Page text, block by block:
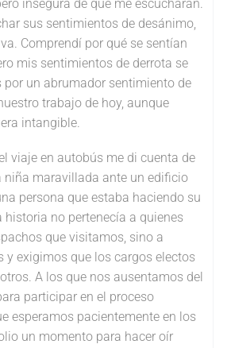
insegura de que me escucharan.
sus sentimientos de desánimo,
Comprendí por qué se sentían
mis sentimientos de derrota se
un abrumador sentimiento de
trabajo de hoy, aunque
intangible.
viaje en autobús me di cuenta de
niña maravillada ante un edificio
persona que estaba haciendo su
historia no pertenecía a quienes
que visitamos, sino a
y exigimos que los cargos electos
A los que nos ausentamos del
participar en el proceso
esperamos pacientemente en los
un momento para hacer oír